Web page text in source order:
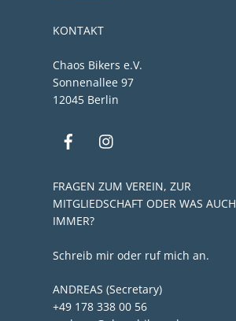
KONTAKT
Chaos Bikers e.V.
Sonnenallee 97
12045 Berlin
FRAGEN ZUM VEREIN, ZUR
MITGLIEDSCHAFT ODER WAS AUCH
IMMER?
Schreib mir oder ruf mich an.
ANDREAS (Secretary)
+49 178 338 00 56